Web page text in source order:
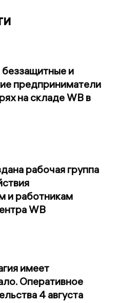
и
предприниматели
на складе WB в
рабочая группа
и работникам
WB
имеет
Оперативное
4 августа